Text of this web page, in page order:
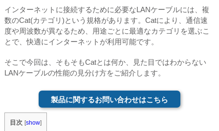
インターネットに接続するために必要なLANケーブルには、複
数のCat(カテゴリ)という規格があります。Catにより、通信速
度や周波数が異なるため、用途ごとに最適なカテゴリを選ぶこ
とで、快適にインターネットが利用可能です。
そこで今回は、そもそもCatとは何か、見た目ではわからない
LANケーブルの性能の見分け方をご紹介します。
製品に関するお問い合わせはこちら
目次 [show]